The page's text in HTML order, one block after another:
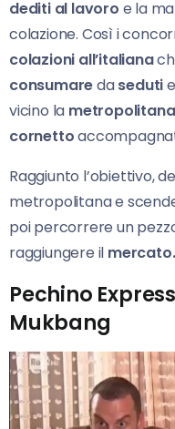
dediti al lavoro e la
colazione. Così i
colazioni all’italiana
consumaredaseduti
vicino la
cornetto
Raggiunto l’obiettivo,
metropolitana e
poi percorrere un
raggiungere il mercato.
Pechino
Mukbang